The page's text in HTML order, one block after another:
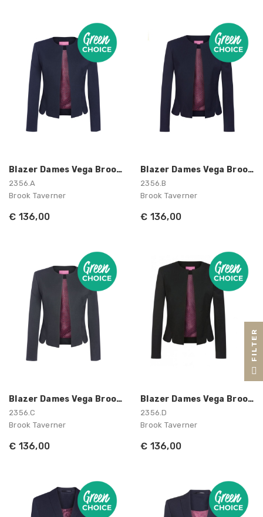
Blazer Dames Vega Brook Taverner
2356.A
Brook Taverner
€ 136,00
Blazer Dames Vega Brook Taverner
2356.B
Brook Taverner
€ 136,00
Blazer Dames Vega Brook Taverner
2356.C
Brook Taverner
€ 136,00
Blazer Dames Vega Brook Taverner
2356.D
Brook Taverner
€ 136,00
R